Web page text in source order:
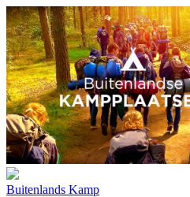
Buitenlands Kamp